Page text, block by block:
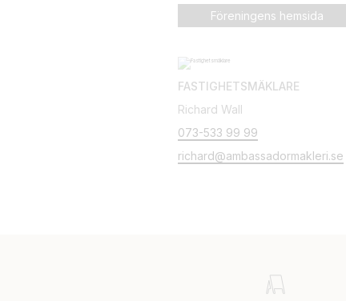
Föreningens hemsida
FASTIGHETSMÄKLARE
Richard Wall
073-533 99 99
richard@ambassadormakleri.se